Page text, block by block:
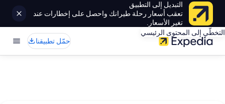
التبديل إلى التطبيق
تعقب أسعار رحلة طيرانك واحصل على إخطارات عند
تغير الأسعار.
التخطّي إلى المحتوى الرئيسي
حمّل تطبيقنا